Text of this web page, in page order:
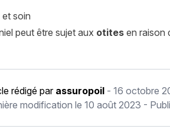
soin
peut être sujet aux otites en raison
rédigé par assuropoil - 16 octobre
modification le 10 août 2023 -